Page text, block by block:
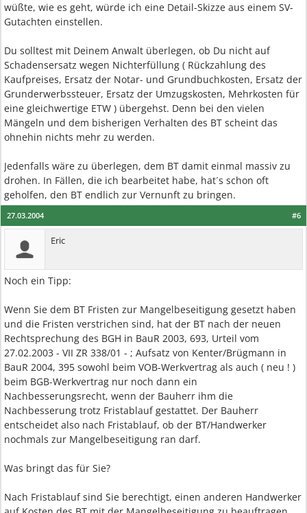
wüßte, wie es geht, würde ich eine Detail-Skizze aus einem SV-
Gutachten einstellen.
Du solltest mit Deinem Anwalt überlegen, ob Du nicht auf
Schadensersatz wegen Nichterfüllung ( Rückzahlung des
Kaufpreises, Ersatz der Notar- und Grundbuchkosten, Ersatz der
Grunderwerbssteuer, Ersatz der Umzugskosten, Mehrkosten für
eine gleichwertige ETW ) übergehst. Denn bei den vielen
Mängeln und dem bisherigen Verhalten des BT scheint das
ohnehin nichts mehr zu werden.
Jedenfalls wäre zu überlegen, dem BT damit einmal massiv zu
drohen. In Fällen, die ich bearbeitet habe, hat´s schon oft
geholfen, den BT endlich zur Vernunft zu bringen.
#6
27.03.2004
Eric
Noch ein Tipp:
Wenn Sie dem BT Fristen zur Mangelbeseitigung gesetzt haben
und die Fristen verstrichen sind, hat der BT nach der neuen
Rechtsprechung des BGH in BauR 2003, 693, Urteil vom
27.02.2003 - VII ZR 338/01 - ; Aufsatz von Kenter/Brügmann in
BauR 2004, 395 sowohl beim VOB-Werkvertrag als auch ( neu ! )
beim BGB-Werkvertrag nur noch dann ein
Nachbesserungsrecht, wenn der Bauherr ihm die
Nachbesserung trotz Fristablauf gestattet. Der Bauherr
entscheidet also nach Fristablauf, ob der BT/Handwerker
nochmals zur Mangelbeseitigung ran darf.
Was bringt das für Sie?
Nach Fristablauf sind Sie berechtigt, einen anderen Handwerker